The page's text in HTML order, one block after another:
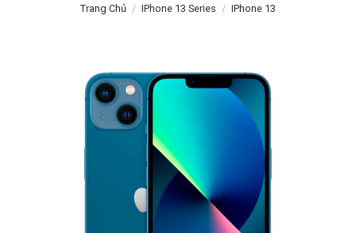
Trang Chủ / IPhone 13 Series / IPhone 13